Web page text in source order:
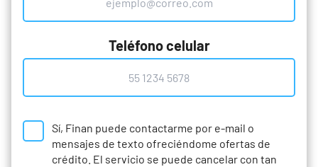
Teléfono celular
Sí, Finan puede contactarme por e-mail o
mensajes de texto ofreciéndome ofertas de
crédito. El servicio se puede cancelar con tan